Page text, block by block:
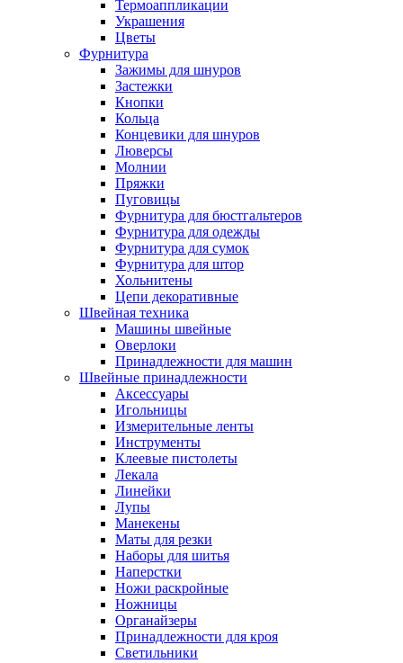
Термоаппликации
Украшения
Цветы
Фурнитура
Зажимы для шнуров
Застежки
Кнопки
Кольца
Концевики для шнуров
Люверсы
Молнии
Пряжки
Пуговицы
Фурнитура для бюстгальтеров
Фурнитура для одежды
Фурнитура для сумок
Фурнитура для штор
Хольнитены
Цепи декоративные
Швейная техника
Машины швейные
Оверлоки
Принадлежности для машин
Швейные принадлежности
Аксессуары
Игольницы
Измерительные ленты
Инструменты
Клеевые пистолеты
Лекала
Линейки
Лупы
Манекены
Маты для резки
Наборы для шитья
Наперстки
Ножи раскройные
Ножницы
Органайзеры
Принадлежности для кроя
Светильники